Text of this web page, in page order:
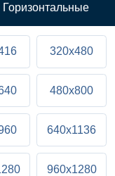
Горизонтальные
320x480
480x800
640x1136
960x1280